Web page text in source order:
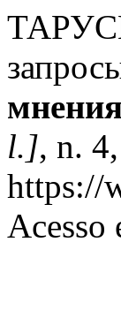
l.], n.
https://
Acesso